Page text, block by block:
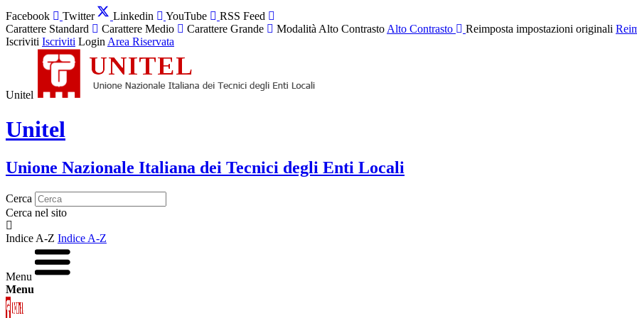
Facebook Twitter Linkedin YouTube
RSS Feed
Carattere Standard
Carattere Medio Carattere Grande Modalità Alto Contrasto Alto Contrasto Reimposta impostazioni originali
Iscriviti Iscriviti Login Area Riservata
Unitel
Unitel
Unione Nazionale Italiana dei Tecnici degli Enti Locali
Cerca
Cerca nel sito
Indice A-Z Indice A-Z
Menu
Menu